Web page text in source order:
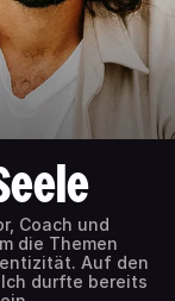
Coach und
die Themen
Auf den
durfte bereits